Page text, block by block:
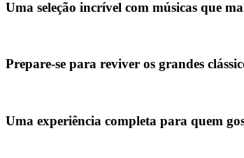
Uma seleção incrível com músicas que
Prepare-se para reviver os grandes
Uma experiência completa para quem